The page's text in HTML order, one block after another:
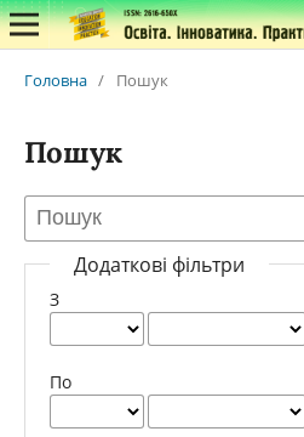
Головна / Пошук
Пошук
Додаткові фільтри
З
По